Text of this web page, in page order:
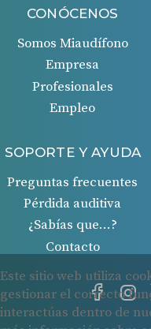
CONÓCENOS
Somos Miaudífono
Empresa
Profesionales
Empleo
SOPORTE Y AYUDA
Preguntas frecuentes
Pérdida auditiva
¿Sabías que…?
Contacto